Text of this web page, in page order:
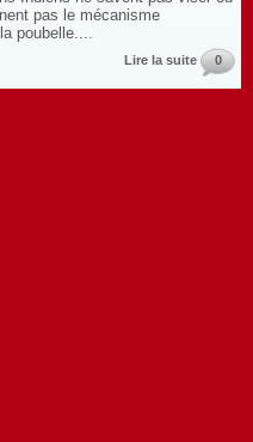
pas le mécanisme
poubelle....
Lire la suite 0